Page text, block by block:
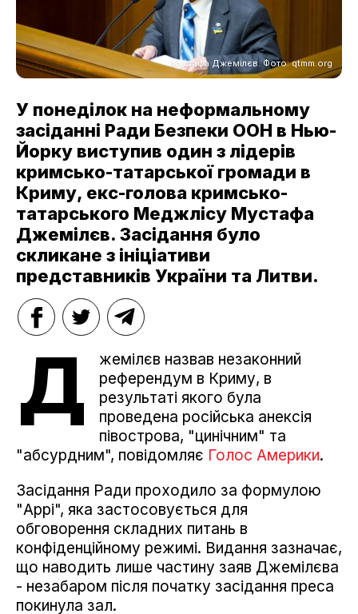
Мустафа Джемілєв. Фото: qtmm.org
У понеділок на неформальному
засіданні Ради Безпеки ООН в Нью-
Йорку виступив один з лідерів
кримсько-татарської громади в
Криму, екс-голова кримсько-
татарського Меджлісу Мустафа
Джемілєв. Засідання було
скликане з ініціативи
представників України та Литви.
Д
жемілєв назвав незаконний
референдум в Криму, в
результаті якого була
проведена російська анексія
півострова, "цинічним" та
"абсурдним", повідомляє Голос Америки.
Засідання Ради проходило за формулою
"Аррі", яка застосовується для
обговорення складних питань в
конфіденційному режимі. Видання зазначає,
що наводить лише частину заяв Джемілєва
- незабаром після початку засідання преса
покинула зал.